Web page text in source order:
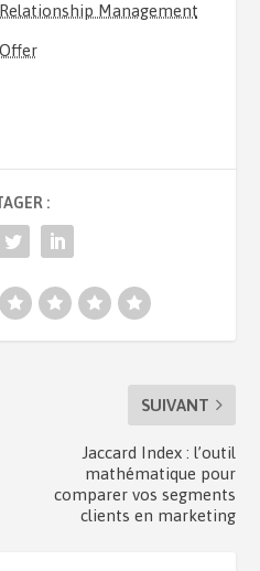
Management
:
SUIVANT
Jaccard Index : l’outil
mathématique pour
comparer vos segments
clients en marketing